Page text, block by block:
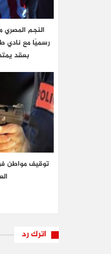
النجم
رسميًا مع نادي
بعقد
توقيف مواطن
اترك رد